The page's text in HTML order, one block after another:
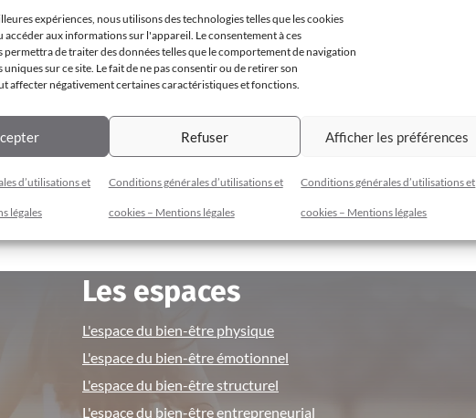
expériences, nous utilisons des technologies telles que les cookies
aux informations sur l'appareil. Le consentement à ces
permettra de traiter des données telles que le comportement de navigation
sur ce site. Le fait de ne pas consentir ou de retirer son
affecter négativement certaines caractéristiques et fonctions.
Refuser Afficher les préférences
d’utilisations et
légales
Conditions générales d’utilisations et
cookies – Mentions légales
Conditions générales d’utilisations et
cookies – Mentions légales
Les espaces
L'espace du bien-être physique
L'espace du bien-être émotionnel
L'espace du bien-être structurel
L'espace du bien-être entrepreneurial